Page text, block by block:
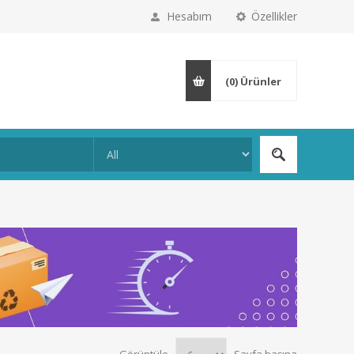
Özellikler
Hesabım
(0) Ürünler